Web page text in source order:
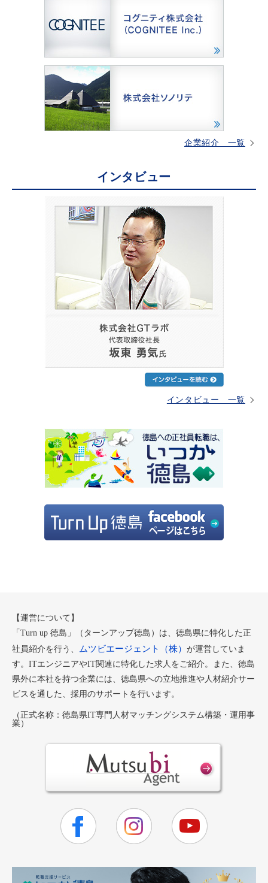
企業紹介 一覧
インタビュー
インタビュー 一覧
【運営について】
「Turn up 徳島」（ターンアップ徳島）は、徳島県に特化した正
社員紹介を行う、
ムツビエージェント（株） が運営していま
す。ITエンジニアやIT関連に特化した求人をご紹介。また、徳島
県外に本社を持つ企業には、徳島県への立地推進や人材紹介サー
ビスを通した、採用のサポートを行います。
（正式名称：徳島県IT専門人材マッチングシステム構築・運用事
業）